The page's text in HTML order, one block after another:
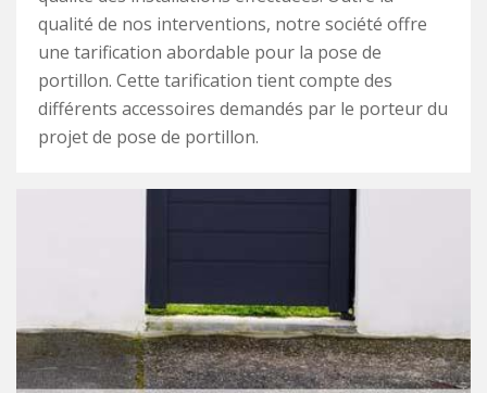
qualité de nos interventions, notre société offre
une tarification abordable pour la pose de
portillon. Cette tarification tient compte des
différents accessoires demandés par le porteur du
projet de pose de portillon.